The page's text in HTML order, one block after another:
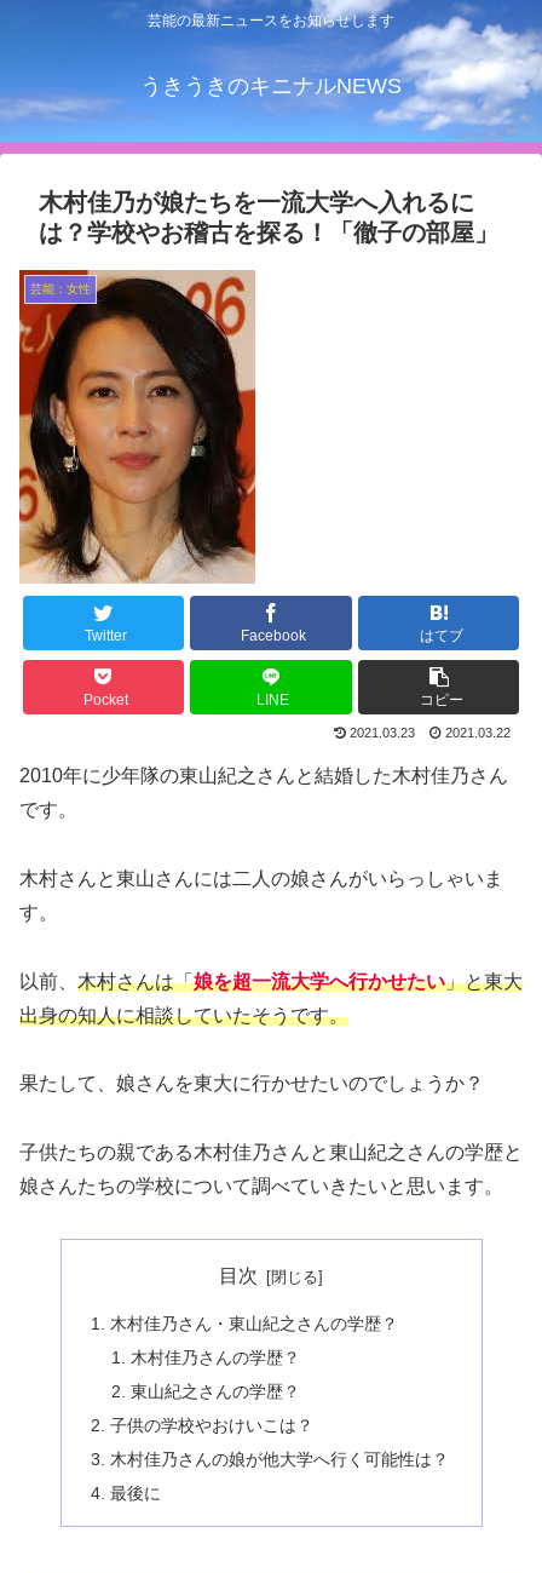
芸能の最新ニュースをお知らせします
うきうきのキニナルNEWS
木村佳乃が娘たちを一流大学へ入れるに
は？学校やお稽古を探る！「徹子の部屋」
芸能：女性
Twitter Facebook はてブ
Pocket LINE コピー
2021.03.23 2021.03.22
2010年に少年隊の東山紀之さんと結婚した木村佳乃さん
です。
木村さんと東山さんには二人の娘さんがいらっしゃいま
す。
以前、 木村さんは「娘を超一流大学へ行かせたい」と東大
出身の知人に相談していたそうです。
果たして、娘さんを東大に行かせたいのでしょうか？
子供たちの親である木村佳乃さんと東山紀之さんの学歴と
娘さんたちの学校について調べていきたいと思います。
目次
木村佳乃さん・東山紀之さんの学歴？
木村佳乃さんの学歴？
東山紀之さんの学歴？
子供の学校やおけいこは？
木村佳乃さんの娘が他大学へ行く可能性は？
最後に